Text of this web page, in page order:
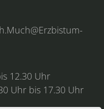
12.30 Uhr
Uhr bis 17.30 Uhr